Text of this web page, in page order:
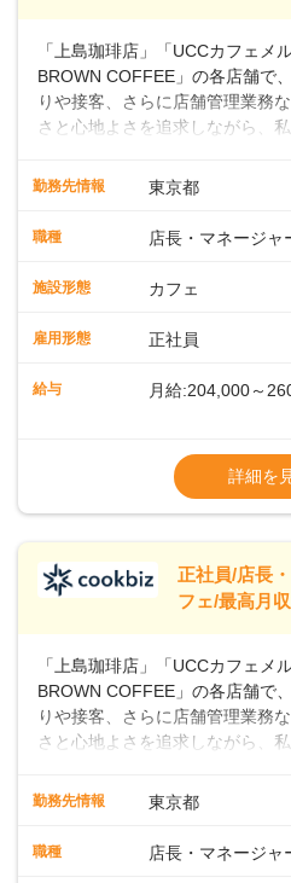
「上島珈琲店」「UCCカフェメ
BROWN COFFEE」の各店舗で
りや接客、さらに店舗管理業務
さと心地よさを追求しながら、
の抽出や各種ドリンクの作成お
タートも安心 ◎サポート体制充
から40代まで幅広い年齢層が活
るので、スムーズに業務に馴染
長として活躍を！接客業務にな
一切無用♪一つひとつをしっかり
ないペースで覚えていきましょ
勤務先情報 東京都
職種 店長・マネージャ
施設形態 カフェ
雇用形態 正社員
給与 月給:204,000～
ます・東日本エ
※経験・スキルを
※別途、残業代お
※試用期間なし
■店長職： ・西日
万円＋賞与(年3回
詳細を
正社員/店長
フェ/最高月
「上島珈琲店」「UCCカフェメ
BROWN COFFEE」の各店舗で
りや接客、さらに店舗管理業務
さと心地よさを追求しながら、
の抽出や各種ドリンクの作成お
タートも安心 ◎サポート体制充
勤務先情報 東京都
職種 店長・マネージャ